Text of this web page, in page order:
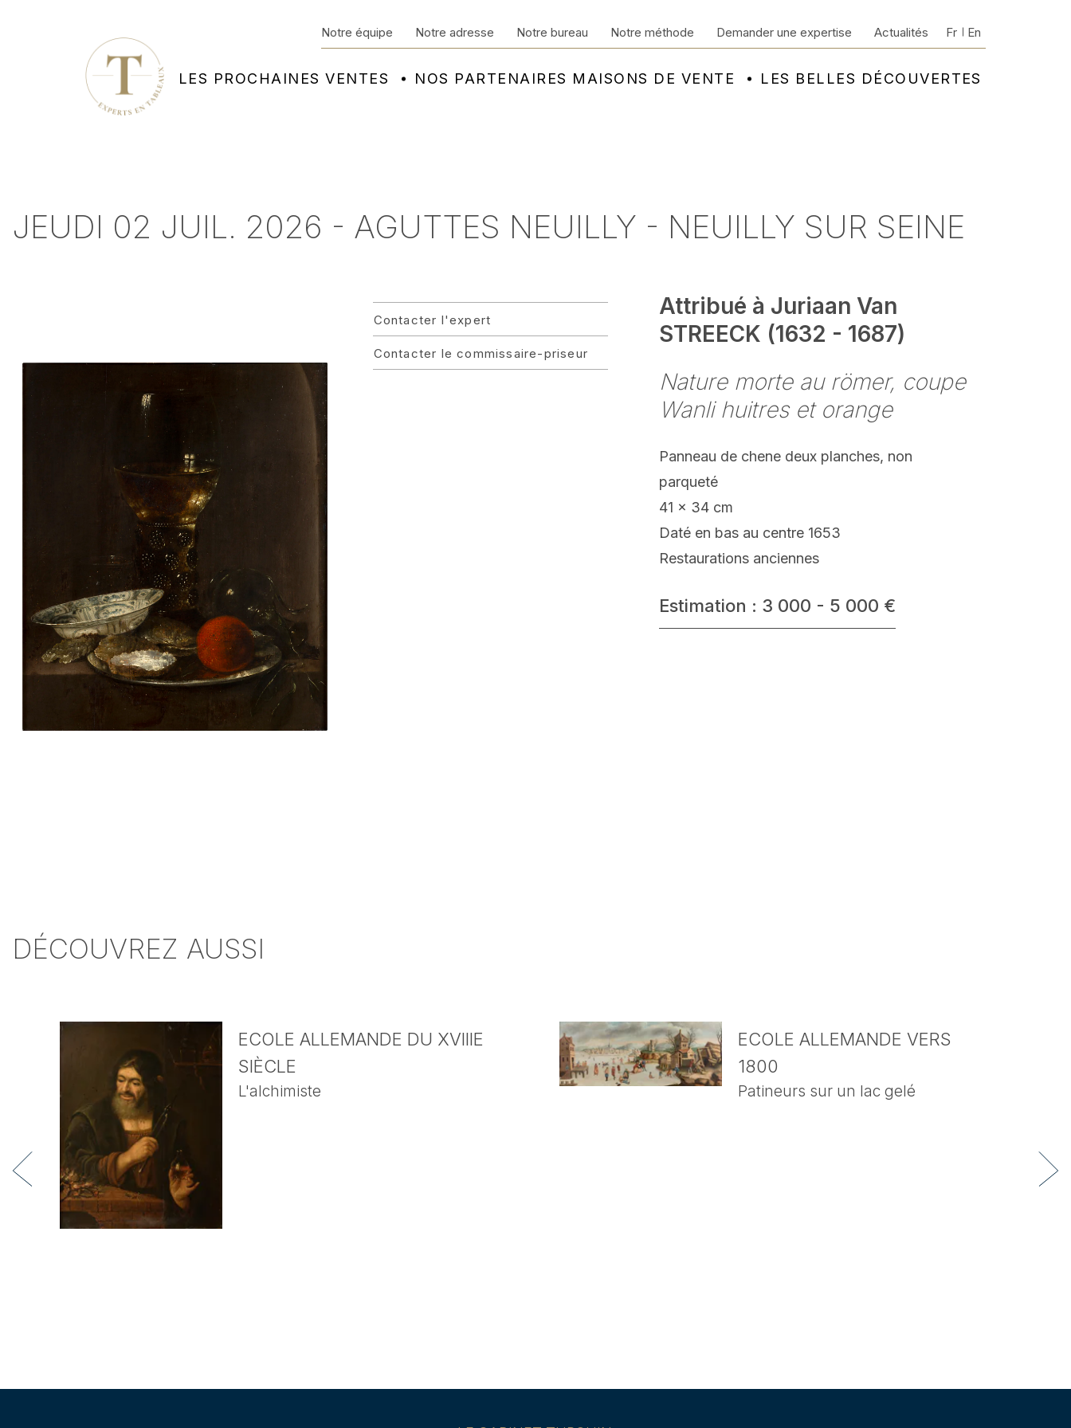
LES PROCHAINES VENTES NOS PARTENAIRES MAISONS DE VENTE LES BELLES DÉCOUVERTES
Notre équipe Notre adresse Notre bureau Notre méthode Demander une expertise Actualités Fr En
JEUDI 02 JUIL. 2026 - AGUTTES NEUILLY - NEUILLY SUR SEINE
Contacter l'expert
Contacter le commissaire-priseur
Attribué à Juriaan Van
STREECK (1632 - 1687)
Nature morte au römer, coupe
Wanli huitres et orange
Panneau de chene deux planches, non
parqueté
41 x 34 cm
Daté en bas au centre 1653
Restaurations anciennes
Estimation : 3 000 - 5 000 €
DÉCOUVREZ AUSSI
ECOLE ALLEMANDE DU XVIIIE
SIÈCLE
L'alchimiste
ECOLE ALLEMANDE VERS
1800
Patineurs sur un lac gelé